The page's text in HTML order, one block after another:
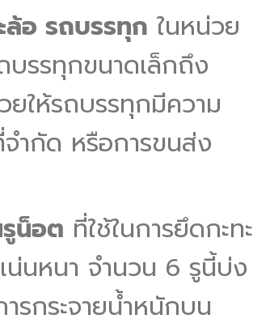
ล้อ รถบรรทุก ในหน่วย
บรรทุกขนาดเล็กถึง
ให้รถบรรทุกมีความ
ำกัด หรือการขนส่ง
น็อต ที่ใช้ในการยึดกะทะ
นหนา จำนวน 6 รูนี้บ่ง
รกระจายน้ำหนักบน